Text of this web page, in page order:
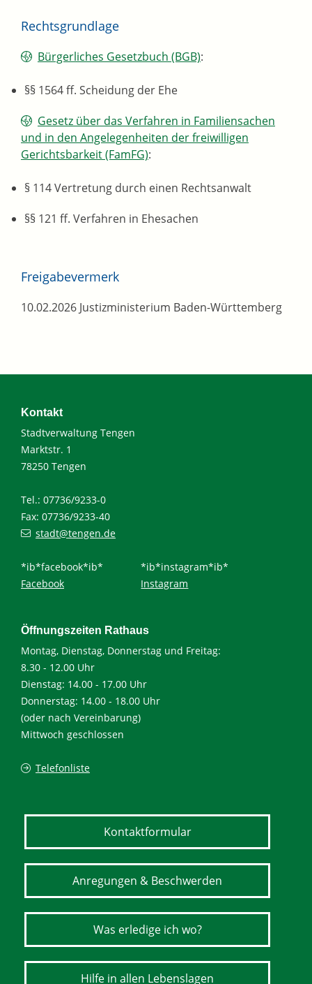
Rechtsgrundlage
Bürgerliches Gesetzbuch (BGB):
§§ 1564 ff. Scheidung der Ehe
Gesetz über das Verfahren in Familiensachen
und in den Angelegenheiten der freiwilligen
Gerichtsbarkeit (FamFG):
§ 114 Vertretung durch einen Rechtsanwalt
§§ 121 ff. Verfahren in Ehesachen
Freigabevermerk
10.02.2026 Justizministerium Baden-Württemberg
Kontakt
Stadtverwaltung Tengen
Marktstr. 1
78250 Tengen
Tel.: 07736/9233-0
Fax: 07736/9233-40
stadt@tengen.de
*ib*facebook*ib*
Facebook
*ib*instagram*ib*
Instagram
Öffnungszeiten Rathaus
Montag, Dienstag, Donnerstag und Freitag:
8.30 - 12.00 Uhr
Dienstag: 14.00 - 17.00 Uhr
Donnerstag: 14.00 - 18.00 Uhr
(oder nach Vereinbarung)
Mittwoch geschlossen
Telefonliste
Kontaktformular
Anregungen & Beschwerden
Was erledige ich wo?
Hilfe in allen Lebenslagen